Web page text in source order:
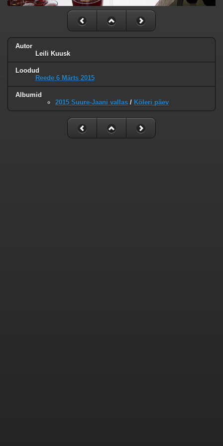
Autor
Leili Kuusk
Loodud
Reede 6 Märts 2015
Albumid
2015 Suure-Jaani vallas / Köleri päev